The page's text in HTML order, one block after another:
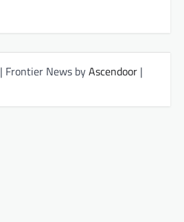
| Frontier News byAscendoor |